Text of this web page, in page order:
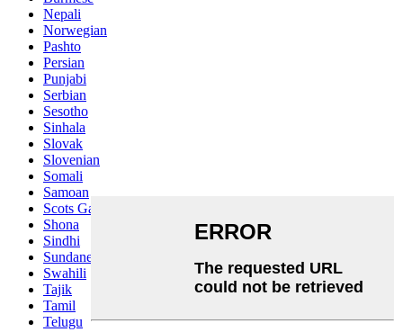
Nepali
Norwegian
Pashto
Persian
Punjabi
Serbian
Sesotho
Sinhala
Slovak
Slovenian
Somali
Samoan
Scots Gaelic
Shona
Sindhi
Sundanese
Swahili
Tajik
Tamil
Telugu